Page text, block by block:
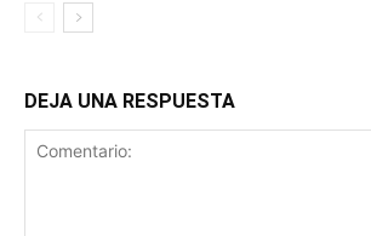
DEJA UNA RESPUESTA